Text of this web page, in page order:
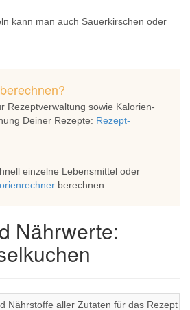
kann man auch Sauerkirschen oder
Rezeptverwaltung sowie Kalorien-
Deiner Rezepte: Rezept-
einzelne Lebensmittel oder
berechnen.
Nährwerte:
Nährstoffe aller Zutaten für das Rezept